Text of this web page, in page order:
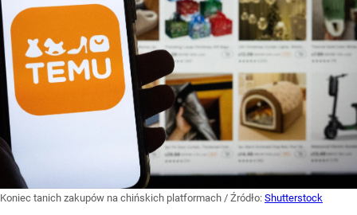
Koniec tanich zakupów na chińskich platformach / Źródło: Shutterstock